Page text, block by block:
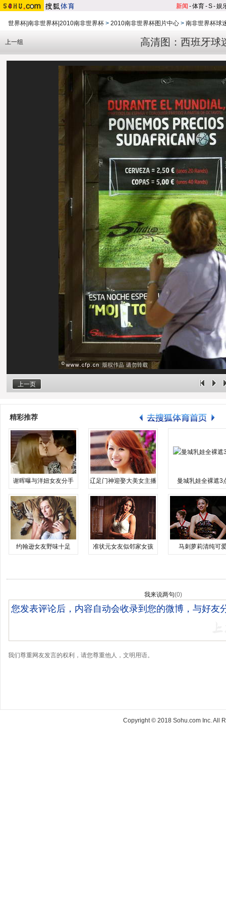
新闻 -体育-S-娱
世界杯|南非世界杯|2010南非世界杯 > 2010南非世界杯图片中心 > 南非世界杯球
高清图：西班牙球
上一组
上一页
精彩推荐
谢晖曝与洋妞女友分手 辽足门神迎娶大美女主播 曼城乳娃全裸遮3
约翰逊女友野味十足 准状元女友似邻家女孩 马刺萝莉清纯可
我来说两句(0)
我们尊重网友发言的权利，请您尊重他人，文明用语。
Copyright © 2018 Sohu.com Inc. All